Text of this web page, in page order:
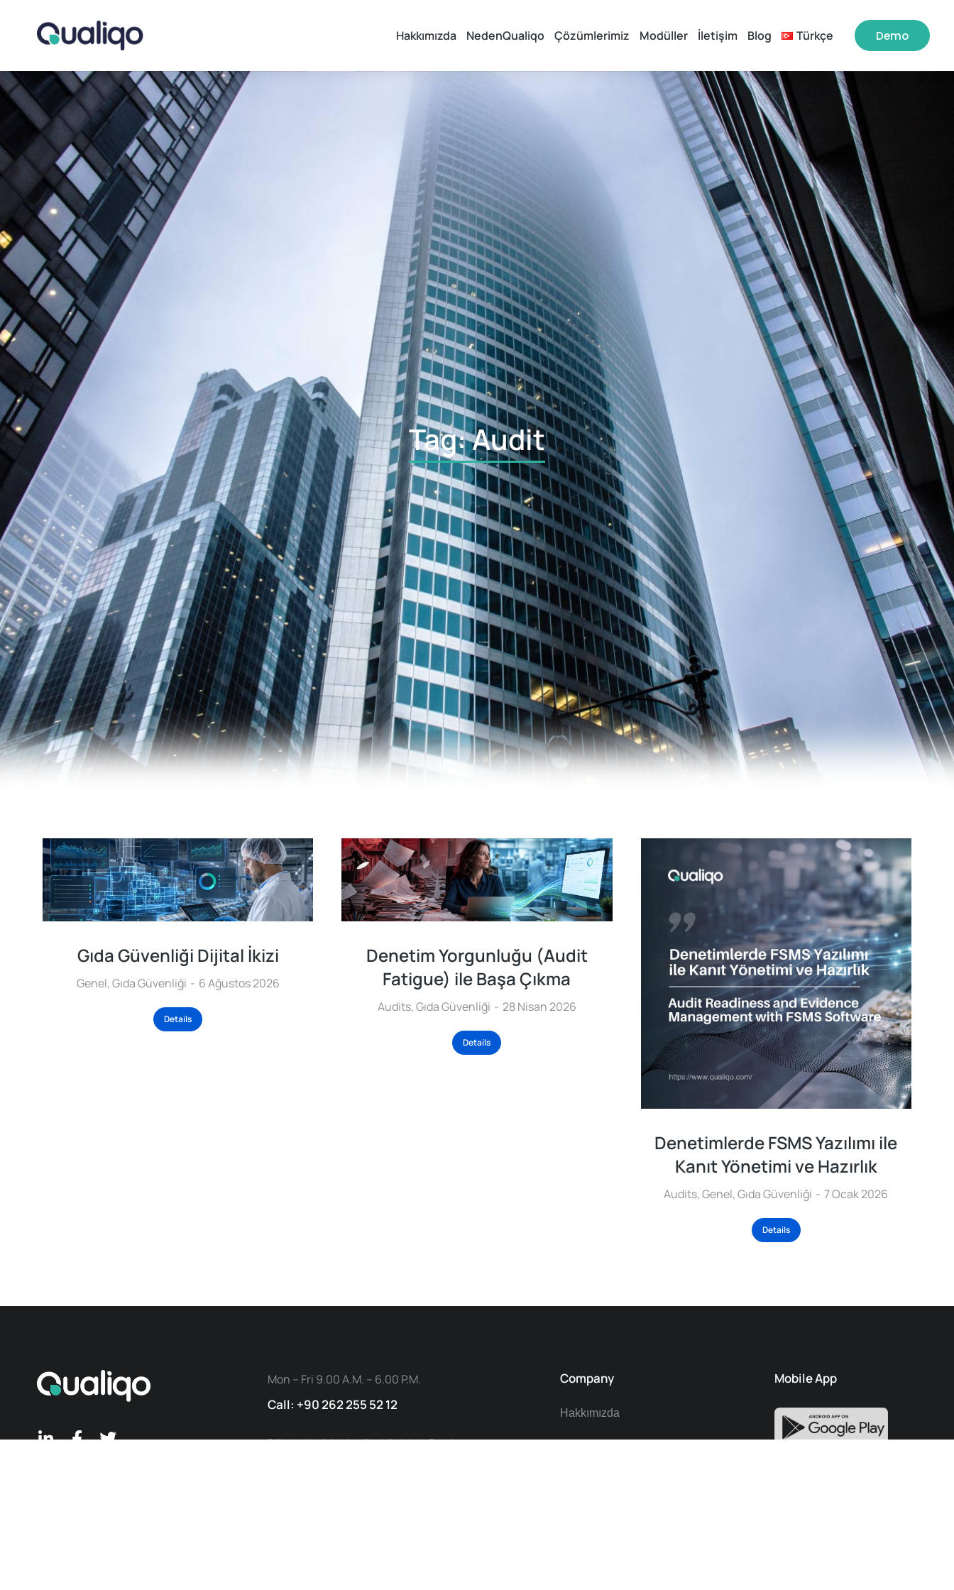
Hakkımızda NedenQualiqo Çözümlerimiz Modüller İletişim Blog Türkçe Demo
Tag: Audit
Gıda Güvenliği Dijital İkizi
Genel,Gıda Güvenliği 6 Ağustos 2026
Details
Denetim Yorgunluğu (Audit
Fatigue) ile Başa Çıkma
Audits,Gıda Güvenliği 28 Nisan 2026
Details
Denetimlerde FSMS Yazılımı ile
Kanıt Yönetimi ve Hazırlık
Audits,Genel,Gıda Güvenliği 7 Ocak 2026
Details
Mon – Fri 9.00 A.M. – 6.00 P.M.
Call: +90 262 255 52 12
Bilişim Vadisi: Muallimköy Mah. Deniz
Company
Hakkımızda
Mobile App